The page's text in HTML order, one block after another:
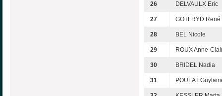
26 DELVAULX Eric
27 GOTFRYD René
28 BEL Nicole
29 ROUX Anne-
30 BRIDEL Nadia
31 POULAT